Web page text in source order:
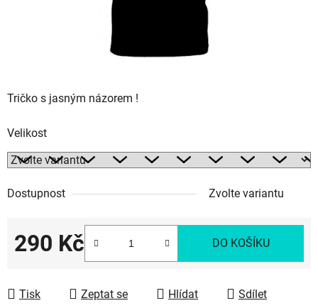
Tričko s jasným názorem !
Velikost
Dostupnost Zvolte variantu
290 Kč DO KOŠÍKU
Tisk Zeptat se Hlídat Sdílet